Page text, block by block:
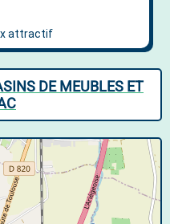
DE MEUBLES ET